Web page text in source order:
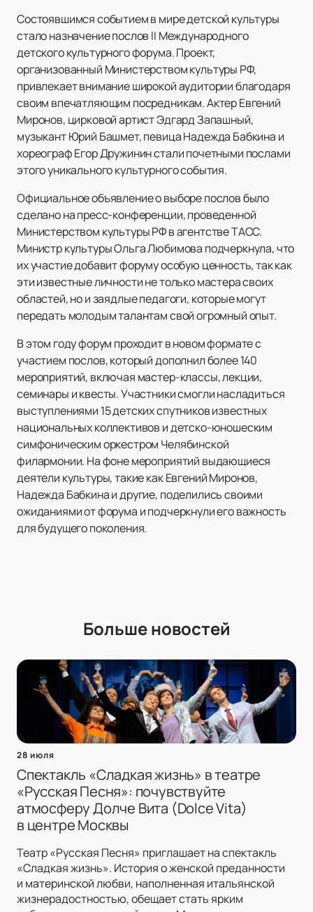
Состоявшимся событием в мире детской культуры
стало назначение послов II Международного
детского культурного форума. Проект,
организованный Министерством культуры РФ,
привлекает внимание широкой аудитории благодаря
своим впечатляющим посредникам. Актер Евгений
Миронов, цирковой артист Эдгард Запашный,
музыкант Юрий Башмет, певица Надежда Бабкина и
хореограф Егор Дружинин стали почетными послами
этого уникального культурного события.
Официальное объявление о выборе послов было
сделано на пресс-конференции, проведенной
Министерством культуры РФ в агентстве ТАСС.
Министр культуры Ольга Любимова подчеркнула, что
их участие добавит форуму особую ценность, так как
эти известные личности не только мастера своих
областей, но и заядлые педагоги, которые могут
передать молодым талантам свой огромный опыт.
В этом году форум проходит в новом формате с
участием послов, который дополнил более 140
мероприятий, включая мастер-классы, лекции,
семинары и квесты. Участники смогли насладиться
выступлениями 15 детских спутников известных
национальных коллективов и детско-юношеским
симфоническим оркестром Челябинской
филармонии. На фоне мероприятий выдающиеся
деятели культуры, такие как Евгений Миронов,
Надежда Бабкина и другие, поделились своими
ожиданиями от форума и подчеркнули его важность
для будущего поколения.
Больше новостей
28 июля
Спектакль «Сладкая жизнь» в театре
«Русская Песня»: почувствуйте
атмосферу Долче Вита (Dolce Vita)
в центре Москвы
Театр «Русская Песня» приглашает на спектакль
«Сладкая жизнь». История о женской преданности
и материнской любви, наполненная итальянской
жизнерадостностью, обещает стать ярким